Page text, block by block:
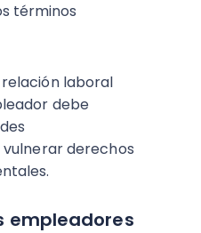
términos
laboral
debe
derechos
empleadores